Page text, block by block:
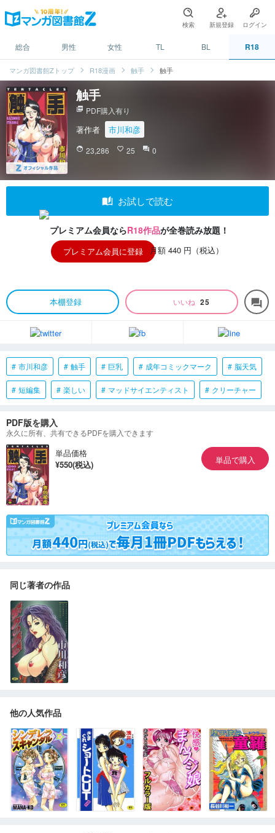
検索 新規登録 ログイン
総合 男性 女性 TL BL R18
マンガ図書館Zトップ R18漫画 触手 触手
触手
picture_as_pdf PDF購入有り
著作者 市川和彦
face 23,286 favorite_border 25 question_answer 0
auto_stories お試しで読む
プレミアム会員ならR18作品が全巻読み放題！
プレミアム会員に登録 月額 440 円（税込）
本棚登録 いいね 25 forum
市川和彦 触手 巨乳 成年コミックマーク 脳天気
短編集 楽しい マッドサイエンティスト クリーチャー
PDF版を購入
永久に所有、共有できるPDFを購入できます
単品価格
¥550(税込)
単品で購入
同じ著者の作品
他の人気作品